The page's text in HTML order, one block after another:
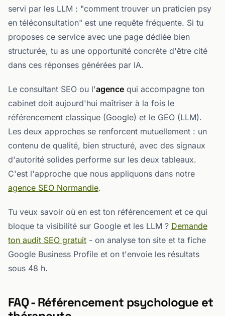
servi par les LLM : "comment trouver un praticien psy
en téléconsultation" est une requête fréquente. Si tu
proposes ce service avec une page dédiée bien
structurée, tu as une opportunité concrète d'être cité
dans ces réponses générées par IA.
Le consultant SEO ou l'agence qui accompagne ton
cabinet doit aujourd'hui maîtriser à la fois le
référencement classique (Google) et le GEO (LLM).
Les deux approches se renforcent mutuellement : un
contenu de qualité, bien structuré, avec des signaux
d'autorité solides performe sur les deux tableaux.
C'est l'approche que nous appliquons dans notre
agence SEO Normandie.
Tu veux savoir où en est ton référencement et ce qui
bloque ta visibilité sur Google et les LLM ? Demande
ton audit SEO gratuit - on analyse ton site et ta fiche
Google Business Profile et on t'envoie les résultats
sous 48 h.
FAQ - Référencement psychologue et